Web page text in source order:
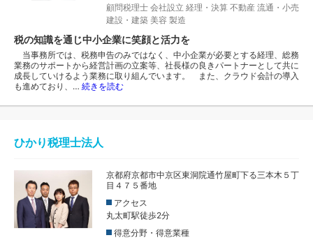
顧問税理士 会社設立 経理・決算 不動産 流通・小売
建設・建築 美容 製造
税の知識を通じ中小企業に笑顔と活力を
当事務所では、税務申告のみではなく、中小企業が必要とする経理、総務
業務のサポートから経営計画の立案等、社長様の良きパートナーとして共に
成長していけるよう業務に取り組んでいます。 また、クラウド会計の導入
も進めており、… 続きを読む
ひかり税理士法人
京都府京都市中京区東洞院通竹屋町下る三本木５丁
目４７５番地
アクセス
丸太町駅徒歩2分
得意分野・得意業種